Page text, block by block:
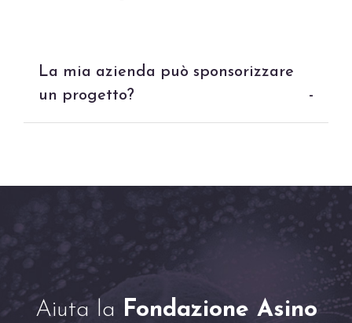
La mia azienda può sponsorizzare
un progetto?
-
Aiuta la Fondazione Asino